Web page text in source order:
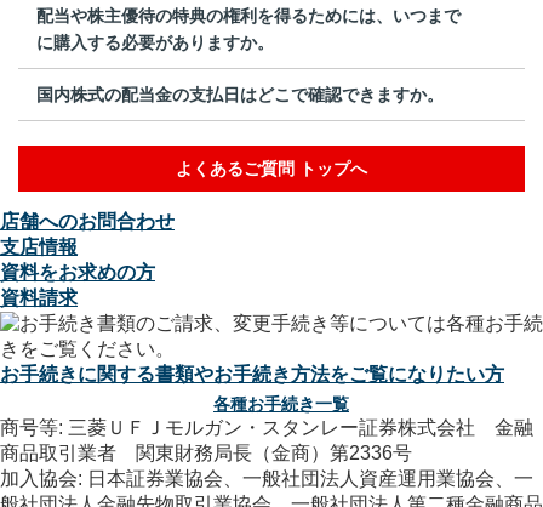
配当や株主優待の特典の権利を得るためには、いつまで
に購入する必要がありますか。
国内株式の配当金の支払日はどこで確認できますか。
よくあるご質問 トップへ
店舗へのお問合わせ
支店情報
資料をお求めの方
資料請求
お手続きに関する書類やお手続き方法をご覧になりたい方
各種お手続き一覧
商号等: 三菱ＵＦＪモルガン・スタンレー証券株式会社 金融
商品取引業者 関東財務局長（金商）第2336号
加入協会: 日本証券業協会、一般社団法人資産運用業協会、一